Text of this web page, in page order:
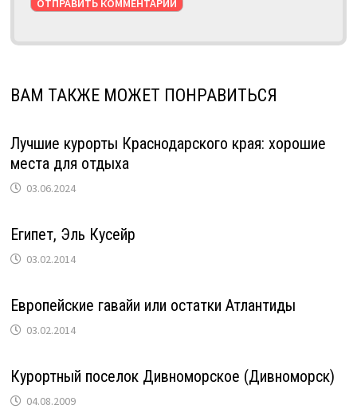
ВАМ ТАКЖЕ МОЖЕТ ПОНРАВИТЬСЯ
Лучшие курорты Краснодарского края: хорошие
места для отдыха
03.06.2024
Египет, Эль Кусейр
03.02.2014
Европейские гавайи или остатки Атлантиды
03.02.2014
Курортный поселок Дивноморское (Дивноморск)
04.08.2009